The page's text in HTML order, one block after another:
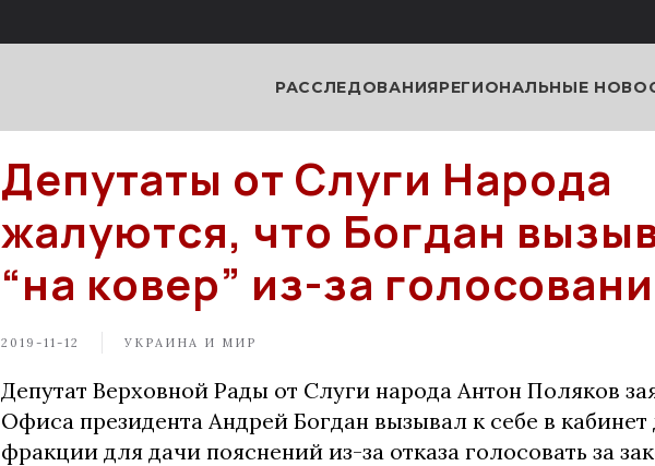
РАССЛЕДОВАНИЯРЕГИОНАЛЬНЫЕ
Депутаты от Слуги Народа
жалуются, что Богдан
“на ковер” из-за
2019-11-12 УКРАИНА И МИР
Депутат Верховной Рады от Слуги народа Антон Поляков
Офиса президента Андрей Богдан вызывал к себе в кабинет
фракции для дачи пояснений из-за отказа голосовать за